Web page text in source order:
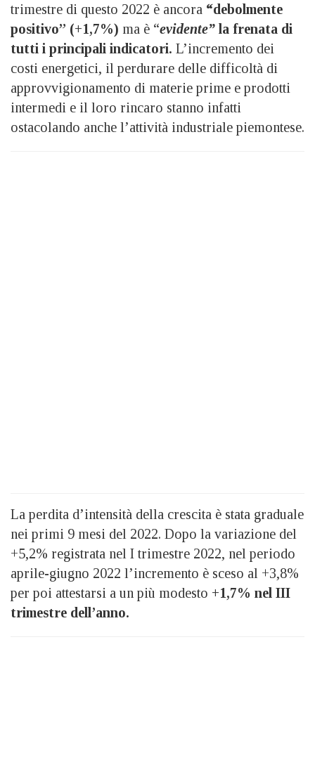
trimestre di questo 2022 è ancora “debolmente
positivo” (+1,7%) ma è “evidente” la frenata di
tutti i principali indicatori. L’incremento dei
costi energetici, il perdurare delle difficoltà di
approvvigionamento di materie prime e prodotti
intermedi e il loro rincaro stanno infatti
ostacolando anche l’attività industriale piemontese.
La perdita d’intensità della crescita è stata graduale
nei primi 9 mesi del 2022. Dopo la variazione del
+5,2% registrata nel I trimestre 2022, nel periodo
aprile-giugno 2022 l’incremento è sceso al +3,8%
per poi attestarsi a un più modesto +1,7% nel III
trimestre dell’anno.